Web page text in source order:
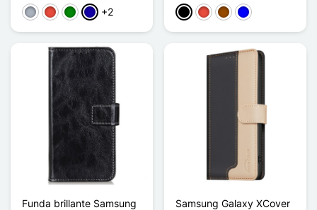
Gris RojoVerdeAzul oscuro
+2 NegroRojoMarrón
Azul
Funda brillante Samsung
Samsung Galaxy XCover